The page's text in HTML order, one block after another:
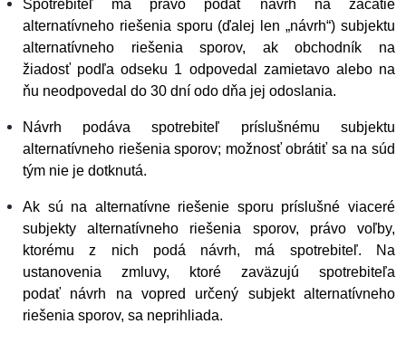
Spotrebiteľ má právo podať návrh na začatie
alternatívneho riešenia sporu (ďalej len „návrh“) subjektu
alternatívneho riešenia sporov, ak obchodník na
žiadosť podľa odseku 1 odpovedal zamietavo alebo na
ňu neodpovedal do 30 dní odo dňa jej odoslania.
Návrh podáva spotrebiteľ príslušnému subjektu
alternatívneho riešenia sporov; možnosť obrátiť sa na súd
tým nie je dotknutá.
Ak sú na alternatívne riešenie sporu príslušné viaceré
subjekty alternatívneho riešenia sporov, právo voľby,
ktorému z nich podá návrh, má spotrebiteľ. Na
ustanovenia zmluvy, ktoré zaväzujú spotrebiteľa
podať návrh na vopred určený subjekt alternatívneho
riešenia sporov, sa neprihliada.